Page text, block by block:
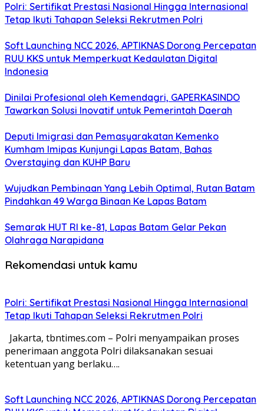
Polri: Sertifikat Prestasi Nasional Hingga Internasional
Tetap Ikuti Tahapan Seleksi Rekrutmen Polri
Soft Launching NCC 2026, APTIKNAS Dorong Percepatan
RUU KKS untuk Memperkuat Kedaulatan Digital
Indonesia
Dinilai Profesional oleh Kemendagri, GAPERKASINDO
Tawarkan Solusi Inovatif untuk Pemerintah Daerah
Deputi Imigrasi dan Pemasyarakatan Kemenko
Kumham Imipas Kunjungi Lapas Batam, Bahas
Overstaying dan KUHP Baru
Wujudkan Pembinaan Yang Lebih Optimal, Rutan Batam
Pindahkan 49 Warga Binaan Ke Lapas Batam
Semarak HUT RI ke-81, Lapas Batam Gelar Pekan
Olahraga Narapidana
Rekomendasi untuk kamu
Polri: Sertifikat Prestasi Nasional Hingga Internasional
Tetap Ikuti Tahapan Seleksi Rekrutmen Polri
Jakarta, tbntimes.com – Polri menyampaikan proses
penerimaan anggota Polri dilaksanakan sesuai
ketentuan yang berlaku….
Soft Launching NCC 2026, APTIKNAS Dorong Percepatan